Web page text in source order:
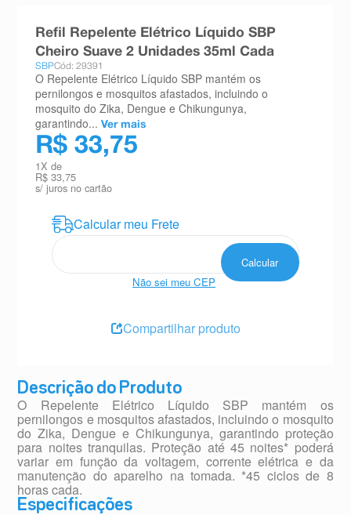
Descrição do Produto
O Repelente Elétrico Líquido SBP mantém os
pernilongos e mosquitos afastados, incluindo o mosquito
do Zika, Dengue e Chikungunya, garantindo proteção
para noites tranquilas. Proteção até 45 noites* poderá
variar em função da voltagem, corrente elétrica e da
manutenção do aparelho na tomada. *45 ciclos de 8
horas cada.
Especificações
Refil Repelente Elétrico Líquido SBP
Cheiro Suave 2 Unidades 35ml Cada
SBPCód: 29391
O Repelente Elétrico Líquido SBP mantém os
pernilongos e mosquitos afastados, incluindo o
mosquito do Zika, Dengue e Chikungunya,
garantindo... Ver mais
R$ 33,75
1X de
R$ 33,75
s/ juros no cartão
Não sei meu CEP
Compartilhar produto
teste gravidez
10ºesmalte